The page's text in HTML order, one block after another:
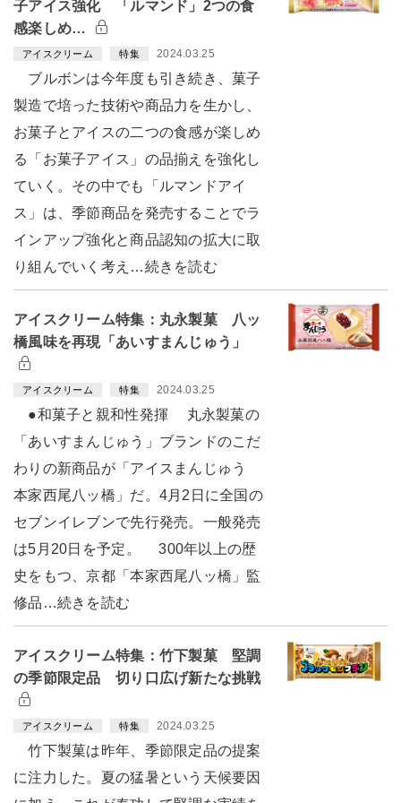
子アイス強化 「ルマンド」2つの食
感楽しめ…
アイスクリーム 特集 2024.03.25
ブルボンは今年度も引き続き、菓子
製造で培った技術や商品力を生かし、
お菓子とアイスの二つの食感が楽しめ
る「お菓子アイス」の品揃えを強化し
ていく。その中でも「ルマンドアイ
ス」は、季節商品を発売することでラ
インアップ強化と商品認知の拡大に取
り組んでいく考え…続きを読む
アイスクリーム特集：丸永製菓 八ッ
橋風味を再現「あいすまんじゅう」
アイスクリーム 特集 2024.03.25
●和菓子と親和性発揮 丸永製菓の
「あいすまんじゅう」ブランドのこだ
わりの新商品が「アイスまんじゅう
本家西尾八ッ橋」だ。4月2日に全国の
セブンイレブンで先行発売。一般発売
は5月20日を予定。 300年以上の歴
史をもつ、京都「本家西尾八ッ橋」監
修品…続きを読む
アイスクリーム特集：竹下製菓 堅調
の季節限定品 切り口広げ新たな挑戦
アイスクリーム 特集 2024.03.25
竹下製菓は昨年、季節限定品の提案
に注力した。夏の猛暑という天候要因